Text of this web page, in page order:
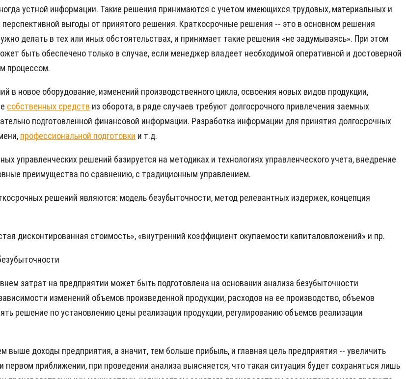
устной информации. Такие решения принимаются с учетом имеющихся трудовых, материальных и
выгоды от принятого решения. Краткосрочные решения -- это в основном решения
делать в тех или иных обстоятельствах, и принимает такие решения «не задумываясь». При этом
быть обеспечено только в случае, если менеджер владеет необходимой оперативной и достоверной
процессом.
в новое оборудование, изменений производственного цикла, освоения новых видов продукции,
собственных средств из оборота, в ряде случаев требуют долгосрочного привлечения заемных
подготовленной финансовой информации. Разработка информации для принятия долгосрочных
профессиональной подготовки и т.д.
управленческих решений базируется на методиках и технологиях управленческого учета, внедрение
преимущества по сравнению, с традиционным управлением.
решений являются: модель безубыточности, метод релевантных издержек, концепция
дисконтированная стоимость», «внутренний коэффициент окупаемости капиталовложений» и пр.
затрат на предприятии может быть подготовлена на основании анализа безубыточности
изменений объемов произведенной продукции, расходов на ее производство, объемов
решение по установлению цены реализации продукции, регулированию объемов реализации
выше доходы предприятия, а значит, тем больше прибыль, и главная цель предприятия -- увеличить
приближении, при проведении анализа выясняется, что такая ситуация будет сохраняться лишь